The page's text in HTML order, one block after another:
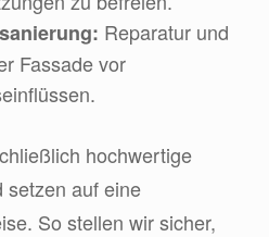
Reparatur und
Fassade vor
hochwertige
setzen auf eine
So stellen wir sicher,